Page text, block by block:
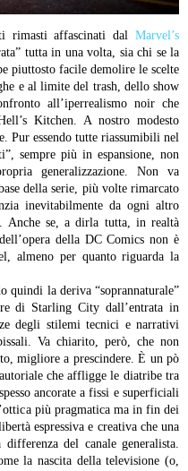
rimasti affascinati dal Marvel’s
tutta in una volta, sia chi se la
piuttosto facile demolire le scelte
e al limite del trash, dello show
all’iperrealismo noir che
Kitchen. A nostro modesto
Pur essendo tutte riassumibili nel
sempre più in espansione, non
generalizzazione. Non va
della serie, più volte rimarcato
inevitabilmente da ogni altro
Anche se, a dirla tutta, in realtà
della DC Comics non è
almeno per quanto riguarda la
quindi la deriva “soprannaturale”
di Starling City dall’entrata in
degli stilemi tecnici e narrativi
Va chiarito, però, che non
migliore a prescindere. È un pò
che affligge le diatribe tra
ancorate a fissi e superficiali
più pragmatica ma in fin dei
espressiva e creativa che una
del canale generalista.
la nascita della televisione (o,